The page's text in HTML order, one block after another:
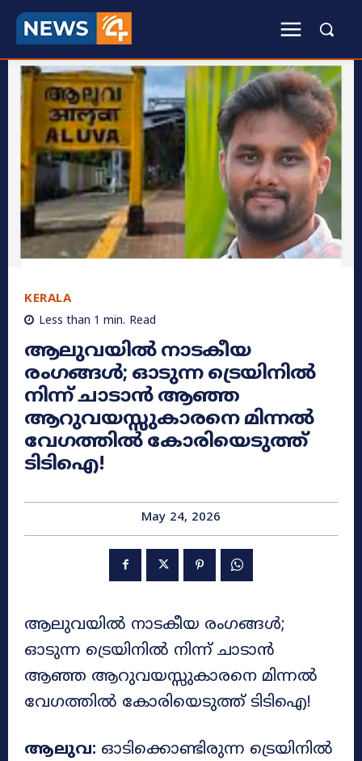
KERALA
Less than 1 min. Read
ആലുവയിൽ നാടകീയ
രംഗങ്ങൾ; ഓടുന്ന ട്രെയിനിൽ
നിന്ന് ചാടാൻ ആഞ്ഞ
ആറുവയസ്സുകാരനെ മിന്നൽ
വേഗത്തിൽ കോരിയെടുത്ത്
ടിടിഐ!
May 24, 2026
ആലുവയിൽ നാടകീയ രംഗങ്ങൾ;
ഓടുന്ന ട്രെയിനിൽ നിന്ന് ചാടാൻ
ആഞ്ഞ ആറുവയസ്സുകാരനെ മിന്നൽ
വേഗത്തിൽ കോരിയെടുത്ത് ടിടിഐ!
ആലുവ: ഓടിക്കൊണ്ടിരുന്ന ട്രെയിനിൽ